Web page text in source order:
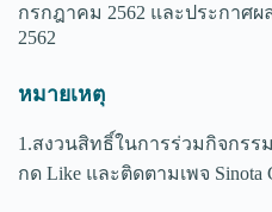
กรกฎาคม 2562 และประกาศ
2562
หมายเหตุ
1.สงวนสิทธิ์ในการร่วมกิจกรร
กด Like และติดตามเพจ Sinota